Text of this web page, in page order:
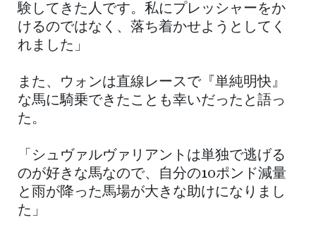
験してきた人です。私にプレッシャーをか
けるのではなく、落ち着かせようとしてく
れました」
また、ウォンは直線レースで『単純明快』
な馬に騎乗できたことも幸いだったと語っ
た。
「シュヴァルヴァリアントは単独で逃げる
のが好きな馬なので、自分の10ポンド減量
と雨が降った馬場が大きな助けになりまし
た」